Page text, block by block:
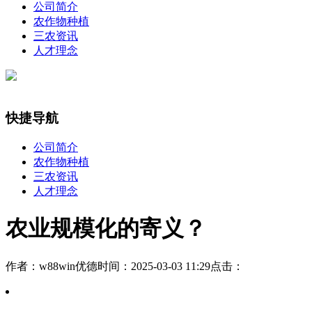
公司简介
农作物种植
三农资讯
人才理念
快捷导航
公司简介
农作物种植
三农资讯
人才理念
农业规模化的寄义？
作者：w88win优德时间：2025-03-03 11:29点击：